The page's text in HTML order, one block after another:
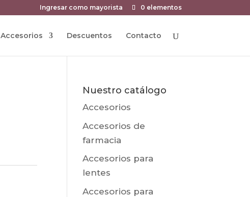
Ingresar como mayorista 0 elementos
Accesorios Descuentos Contacto
Nuestro catálogo
Accesorios
Accesorios de
farmacia
Accesorios para
lentes
Accesorios para